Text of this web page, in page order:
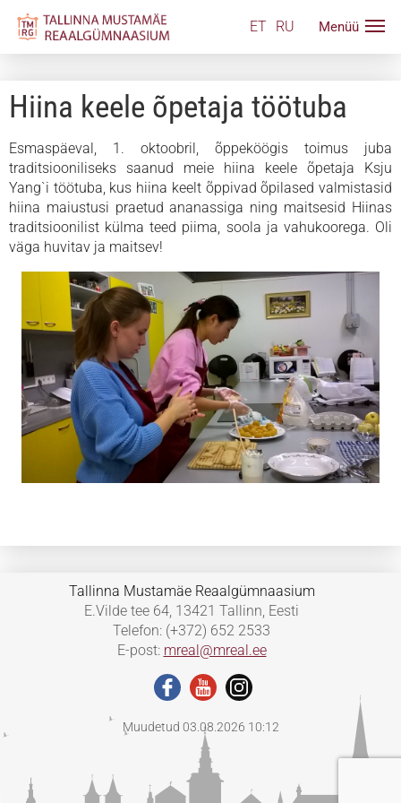
ET RU
Hiina keele õpetaja töötuba
Esmaspäeval, 1. oktoobril, õppeköögis toimus juba
traditsiooniliseks saanud meie hiina keele õpetaja Ksju
Yang`i töötuba, kus hiina keelt õppivad õpilased valmistasid
hiina maiustusi praetud ananassiga ning maitsesid Hiinas
traditsioonilist külma teed piima, soola ja vahukoorega. Oli
väga huvitav ja maitsev!
Tallinna Mustamäe Reaalgümnaasium
E.Vilde tee 64, 13421 Tallinn, Eesti
Telefon: (+372) 652 2533
E-post: mreal@mreal.ee
Muudetud 03.08.2026 10:12